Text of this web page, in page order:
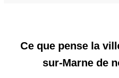
Ce que pense la
sur-Marne de